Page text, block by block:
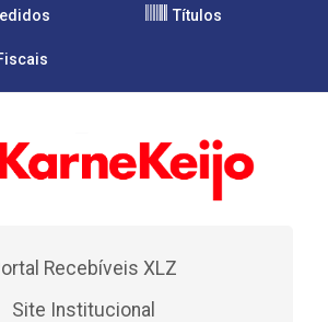
Títulos
Recebíveis XLZ
Site Institucional